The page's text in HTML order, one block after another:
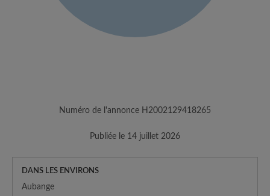
Numéro de l'annonce H2002129418265
Publiée le 14 juillet 2026
DANS LES ENVIRONS
Aubange